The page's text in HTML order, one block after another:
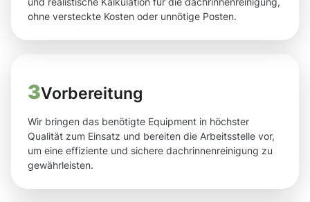
ohne versteckte Kosten oder unnötige Posten.
3Vorbereitung
Wir bringen das benötigte Equipment in höchster
Qualität zum Einsatz und bereiten die Arbeitsstelle vor,
um eine effiziente und sichere dachrinnenreinigung zu
gewährleisten.